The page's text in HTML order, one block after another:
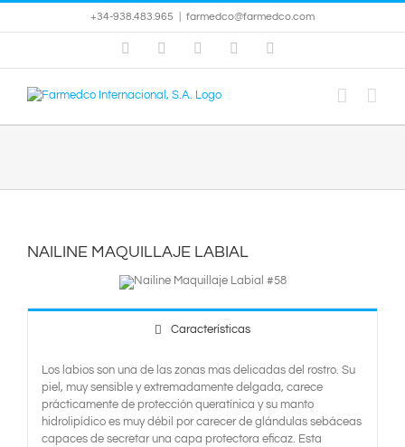
+34-938.483.965 farmedco@farmedco.com
InstagramFacebook YouTube
NAILINE MAQUILLAJE LABIAL
Características
Los labios son una de las zonas mas delicadas del rostro. Su
piel, muy sensible y extremadamente delgada, carece
prácticamente de protección queratínica y su manto
hidrolipídico es muy débil por carecer de glándulas sebáceas
capaces de secretar una capa protectora eficaz. Esta